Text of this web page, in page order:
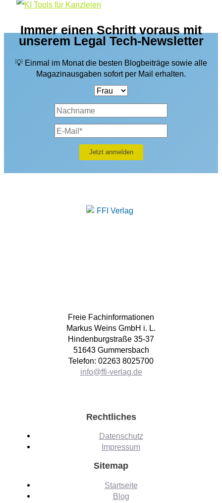
Immer einen Schritt voraus mit
unserem Legal Tech-Newsletter
💡 Einmal im Monat die besten Blogbeiträge sowie alle
Magazinausgaben sofort per Mail erhalten.
Freie Fachinformationen
Markus Weins GmbH i. L.
Hindenburgstraße 35-37
51643 Gummersbach
Telefon: 02263 8025700
info@ffi-verlag.de
Rechtliches
Datenschutz
Impressum
Sitemap
Startseite
Blog